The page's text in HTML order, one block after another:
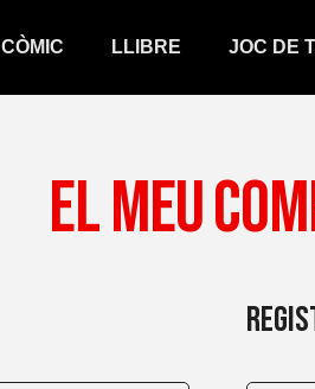
CÒMIC LLIBRE JOC DE
El Meu